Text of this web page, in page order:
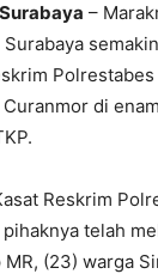
–
Polrestabes
di
Reskrim
telah
(23) warga